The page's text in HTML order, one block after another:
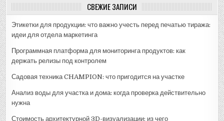
СВЕЖИЕ ЗАПИСИ
Этикетки для продукции: что важно учесть перед печатью тиража:
идеи для отдела маркетинга
Программная платформа для мониторинга продуктов: как
держать релизы под контролем
Садовая техника CHAMPION: что пригодится на участке
Анализ воды для участка и дома: когда проверка действительно
нужна
Стоимость архитектурной 3D-визуализации: из чего